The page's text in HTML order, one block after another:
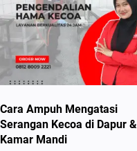
Cara Ampuh Mengatasi
Serangan Kecoa di Dapur &
Kamar Mandi